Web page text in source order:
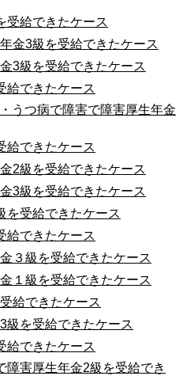
受給できたケース
金3級を受給できたケース
3級を受給できたケース
給できたケース
うつ病で障害で障害厚生年金
給できたケース
2級を受給できたケース
3級を受給できたケース
を受給できたケース
給できたケース
３級を受給できたケース
１級を受給できたケース
給できたケース
級を受給できたケース
給できたケース
害厚生年金2級を受給でき